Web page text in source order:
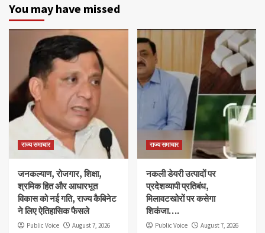
You may have missed
राज्य समाचार
जनकल्याण, रोजगार, शिक्षा,
श्रमिक हित और आधारभूत
विकास को नई गति, राज्य कैबिनेट
ने लिए ऐतिहासिक फैसले
Public Voice August 7, 2026
राज्य समाचार
नकली डेयरी उत्पादों पर
प्रदेशव्यापी प्रतिबंध,
मिलावटखोरों पर कसेगा
शिकंजा….
Public Voice August 7, 2026